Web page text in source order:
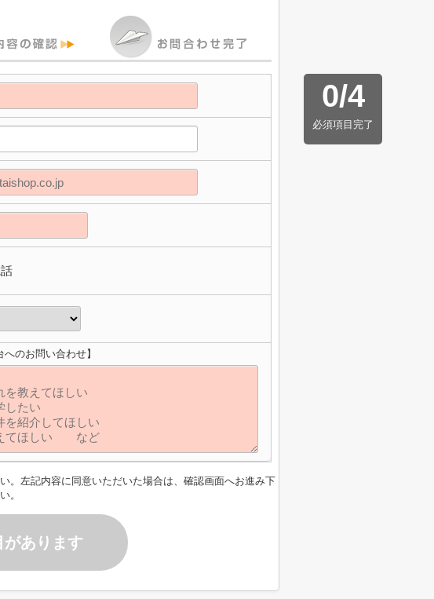
0/4
必須項目完了
へのお問い合わせ】
。左記内容に同意いただいた場合は、確認画面へお進み下
。
があります